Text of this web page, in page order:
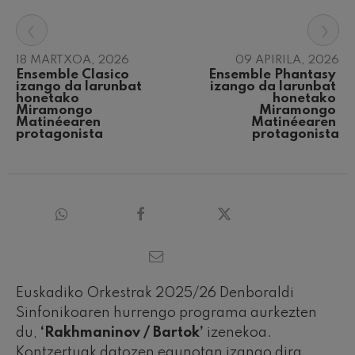
18 MARTXOA, 2026
Ensemble Clasico
izango da larunbat
honetako
Miramongo
Matinéearen
protagonista
09 APIRILA, 2026
Ensemble Phantasy
izango da larunbat
honetako
Miramongo
Matinéearen
protagonista
Euskadiko Orkestrak 2025/26 Denboraldi
Sinfonikoaren hurrengo programa aurkezten
du, ‘Rakhmaninov / Bartok’ izenekoa.